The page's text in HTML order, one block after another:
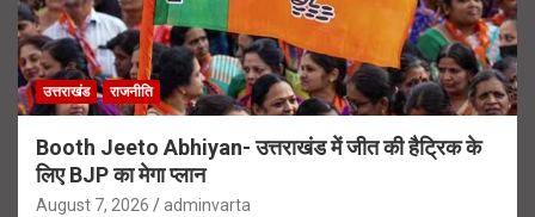
उत्तराखंड राजनीति
Booth Jeeto Abhiyan- उत्तराखंड में जीत की हैट्रिक के
लिए BJP का मेगा प्लान
August 7, 2026 adminvarta